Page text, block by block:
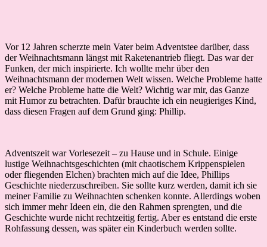
Vor 12 Jahren scherzte mein Vater beim Adventstee darüber, dass
der Weihnachtsmann längst mit Raketenantrieb fliegt. Das war der
Funken, der mich inspirierte. Ich wollte mehr über den
Weihnachtsmann der modernen Welt wissen. Welche Probleme hatte
er? Welche Probleme hatte die Welt? Wichtig war mir, das Ganze
mit Humor zu betrachten. Dafür brauchte ich ein neugieriges Kind,
dass diesen Fragen auf dem Grund ging: Phillip.
Adventszeit war Vorlesezeit – zu Hause und in Schule. Einige
lustige Weihnachtsgeschichten (mit chaotischem Krippenspielen
oder fliegenden Elchen) brachten mich auf die Idee, Phillips
Geschichte niederzuschreiben. Sie sollte kurz werden, damit ich sie
meiner Familie zu Weihnachten schenken konnte. Allerdings woben
sich immer mehr Ideen ein, die den Rahmen sprengten, und die
Geschichte wurde nicht rechtzeitig fertig. Aber es entstand die erste
Rohfassung dessen, was später ein Kinderbuch werden sollte.